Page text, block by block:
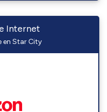
Internet
en Star City